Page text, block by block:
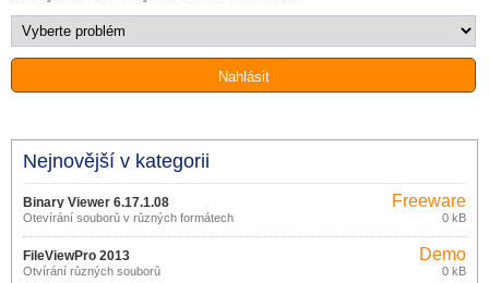
Nejnovější v kategorii
Binary Viewer 6.17.1.08
Otevírání souborů v různých formátech
Freeware
0 kB
FileViewPro 2013
Otvírání různých souborů
Demo
0 kB